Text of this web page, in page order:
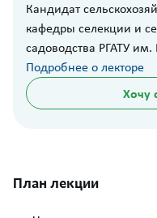
Кандидат
кафедры селекции и
садоводства РГАТУ
Подробнее о лекторе
Хочу
План лекции